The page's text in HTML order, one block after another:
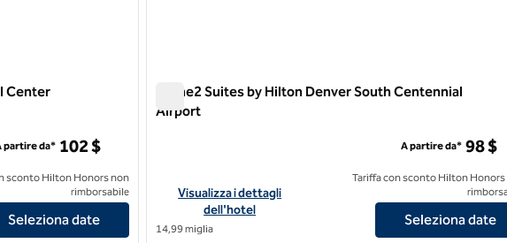
Center
by Hilton Aurora Medical Center Denver
partire da* 102 $
sconto Hilton Honors non
rimborsabile
Seleziona date
Home2 Suites by Hilton Denver South Centennial
Airport
Visualizza i dettagli dell'hotel Home2 Suites by Hilton
Visualizza i dettagli
dell'hotel
14,99 miglia
A partire da* 98 $
Tariffa con sconto Hilton Honors
Seleziona date